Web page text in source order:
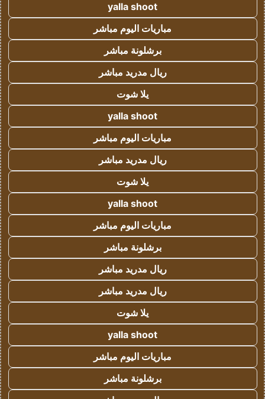
yalla shoot
مباريات اليوم مباشر
برشلونة مباشر
ريال مدريد مباشر
يلا شوت
yalla shoot
مباريات اليوم مباشر
ريال مدريد مباشر
يلا شوت
yalla shoot
مباريات اليوم مباشر
برشلونة مباشر
ريال مدريد مباشر
ريال مدريد مباشر
يلا شوت
yalla shoot
مباريات اليوم مباشر
برشلونة مباشر